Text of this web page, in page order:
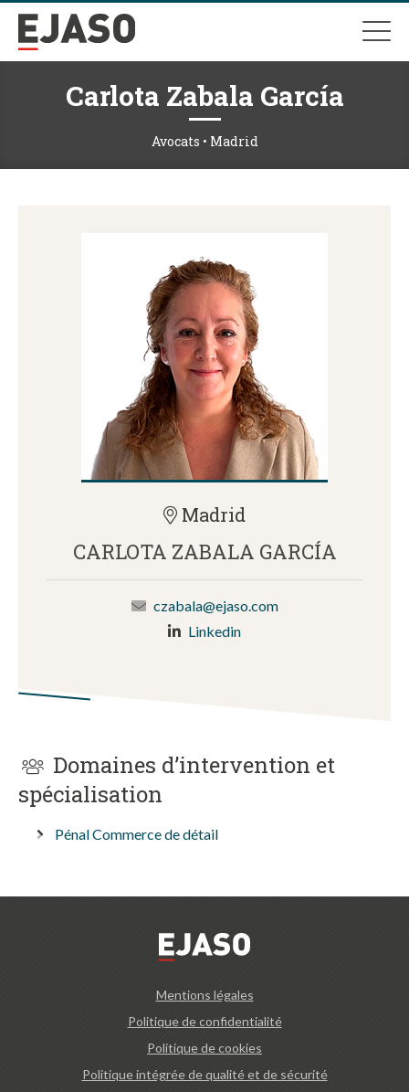
Carlota Zabala García
Avocats • Madrid
Madrid
CARLOTA ZABALA GARCÍA
czabala@ejaso.com
Linkedin
Domaines d’intervention et
spécialisation
Pénal Commerce de détail
Mentions légales
Politique de confidentialité
Politique de cookies
Politique intégrée de qualité et de sécurité